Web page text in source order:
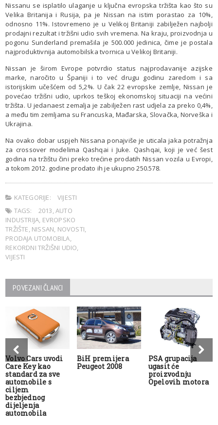
Nissanu se isplatilo ulaganje u ključna evropska tržišta kao što su
Velika Britanija i Rusija, pa je Nissan na istim porastao za 10%,
odnosno 11%. Istovremeno je u Velikoj Britaniji zabilježen najbolji
prodajni rezultat i tržišni udio svih vremena. Na kraju, proizvodnja u
pogonu Sunderland premašila je 500.000 jedinica, čime je postala
najproduktivnija automobilska tvornica u Velikoj Britaniji.
Nissan je širom Evrope potvrdio status najprodavanije azijske
marke, naročito u Španiji i to već drugu godinu zaredom i sa
istorijskim učešćem od 5,2%. U čak 22 evropske zemlje, Nissan je
povećao tržišni udio, uprkos teškoj ekonomskoj situaciji na većini
tržišta. U jedanaest zemalja je zabilježen rast udjela za preko 0,4%,
a među tim zemljama su Francuska, Mađarska, Slovačka, Norveška i
Ukrajina.
Na ovako dobar uspjeh Nissana ponajviše je uticala jaka potražnja
za crossover modelima Qashqai i Juke. Qashqai, koji je već šest
godina na tržištu čini preko trećine prodatih Nissan vozila u Evropi,
a tokom 2012. godine prodato ih je ukupno 250.578.
KATEGORIJE:
VIJESTI
TAGS:
2013,AUTO
INDUSTRIJA, EVROPSKO
TRŽIŠTE, NISSAN, NOVOSTI,
PRODAJA UTOMOBILA,
REKORDNI TRŽIŠNI UDIO,
VIJESTI
POVEZANI ČLANCI
Volvo Cars uvodi
Care Key kao
standard za sve
automobile s
ciljem
bezbjednog
dijeljenja
automobila
BiH premijera
Peugeot 2008
PSA grupacija
ugasit će
proizvodnju
Opelovih motora